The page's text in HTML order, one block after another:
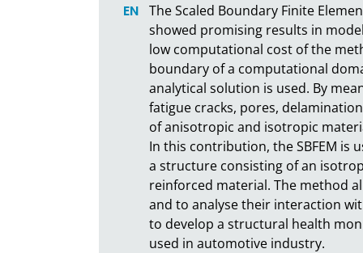
The Scaled Boundary Finite
showed promising results in
low computational cost of the
boundary of a computational
analytical solution is used. By
fatigue cracks, pores,
of anisotropic and isotropic
In this contribution, the SBFEM is
a structure consisting of an
reinforced material. The method
and to analyse their interaction
to develop a structural health
used in automotive industry.